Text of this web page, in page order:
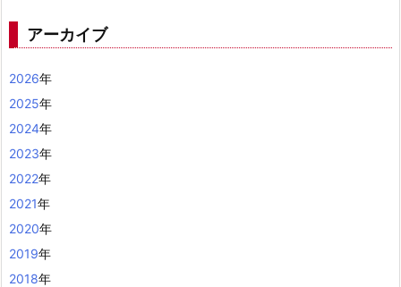
アーカイブ
2026年
2025年
2024年
2023年
2022年
2021年
2020年
2019年
2018年